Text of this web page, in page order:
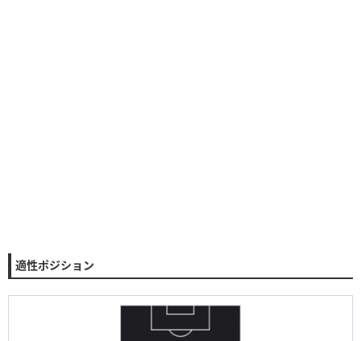
適性ポジション